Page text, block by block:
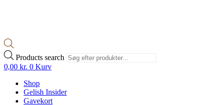
Products search
0,00 kr. 0 Kurv
Shop
Gelish Insider
Gavekort